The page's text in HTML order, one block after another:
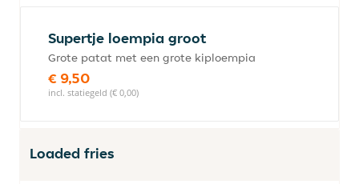
Supertje loempia groot
Grote patat met een grote kiploempia
€ 9,50
incl. statiegeld (€ 0,00)
Loaded fries